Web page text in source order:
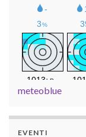
meteoblue
EVENTI